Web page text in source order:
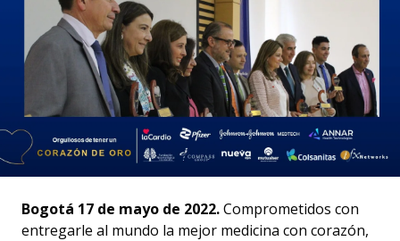
Bogotá 17 de mayo de 2022.Comprometidos con
entregarle al mundo la mejor medicina con corazón,